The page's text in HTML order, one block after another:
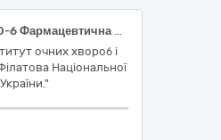
ДК 021:2015 - 33600000-6 Фармацевтична продукція
очних хвороб і
Національної